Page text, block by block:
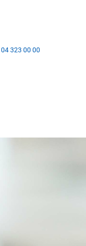
04 323 00 00